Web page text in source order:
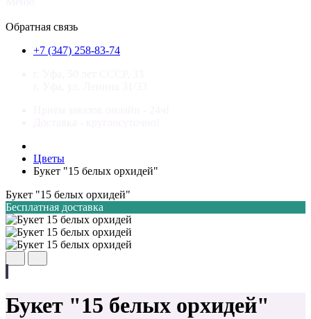
Обратная связь
+7 (347) 258-83-74
Цветы
Букет "15 белых орхидей"
Букет "15 белых орхидей"
Бесплатная доставка
Букет "15 белых орхидей"